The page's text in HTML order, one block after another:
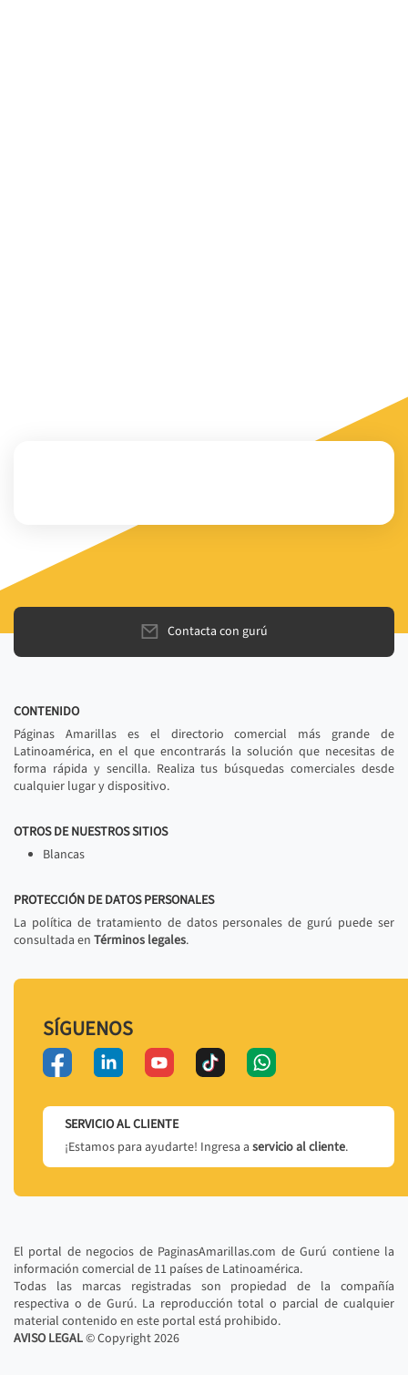
Contacta con gurú
CONTENIDO
Páginas Amarillas es el directorio comercial más grande de
Latinoamérica, en el que encontrarás la solución que necesitas de
forma rápida y sencilla. Realiza tus búsquedas comerciales desde
cualquier lugar y dispositivo.
OTROS DE NUESTROS SITIOS
Blancas
PROTECCIÓN DE DATOS PERSONALES
La política de tratamiento de datos personales de gurú puede ser
consultada en Términos legales.
SÍGUENOS
SERVICIO AL CLIENTE
¡Estamos para ayudarte! Ingresa a servicio al cliente.
El portal de negocios de PaginasAmarillas.com de Gurú contiene la
información comercial de 11 países de Latinoamérica.
Todas las marcas registradas son propiedad de la compañía
respectiva o de Gurú. La reproducción total o parcial de cualquier
material contenido en este portal está prohibido.
AVISO LEGAL© Copyright2026